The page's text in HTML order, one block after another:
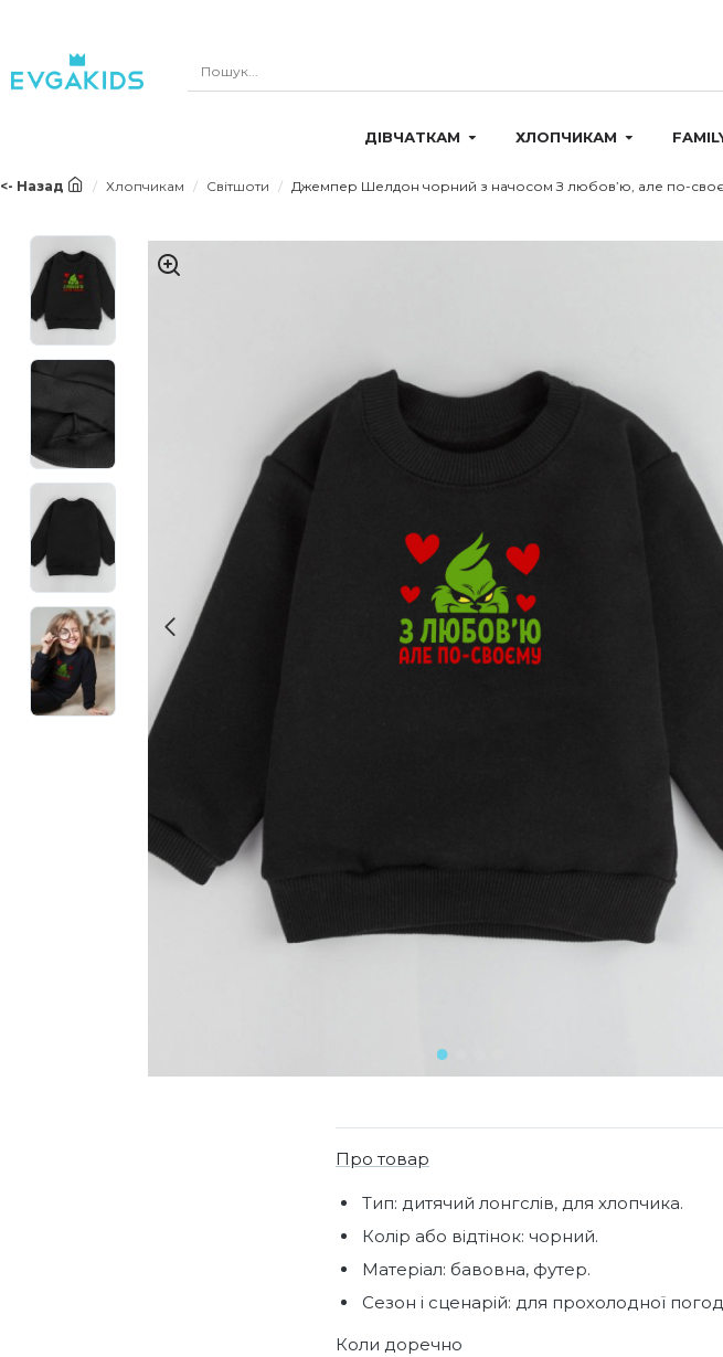
ДІВЧАТКАМ ХЛОПЧИКАМ
<- Назад Хлопчикам Світшоти Джемпер Шелдон чорний з начосом З любов’ю, але по-
Про товар
Тип: дитячий лонгслів, для хлопчика.
Колір або відтінок: чорний.
Матеріал: бавовна, футер.
Сезон і сценарій: для прохолодної
Коли доречно